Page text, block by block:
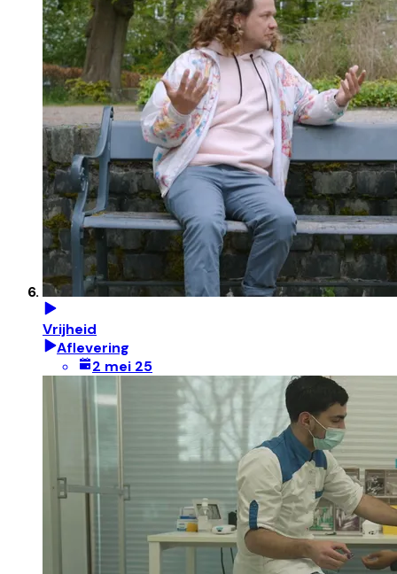
Vrijheid
Aflevering
2 mei 25